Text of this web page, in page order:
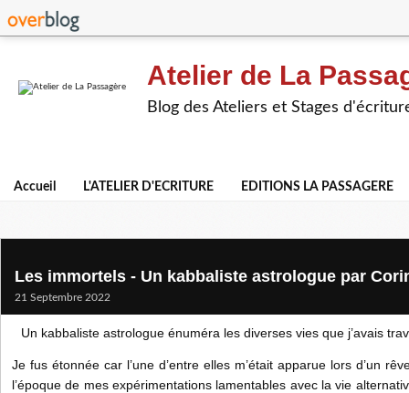
Atelier de La
Blog des Ateliers et Stages
Accueil L'ATELIER D'ECRITURE EDITIONS LA PASSAGERE
Les immortels - Un kabbaliste astrologue par
21 Septembre 2022
Un kabbaliste astrologue énuméra les diverses vies que j’avais
Je fus étonnée car l’une d’entre elles m’était apparue lors d’un
l’époque de mes expérimentations lamentables avec la vie